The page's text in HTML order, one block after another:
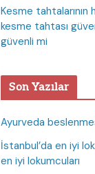
Kesme tahtalarının
kesme tahtası
güvenli mi
Son Yazılar
Ayurveda
İstanbul’da en iyi
en iyi lokumcuları